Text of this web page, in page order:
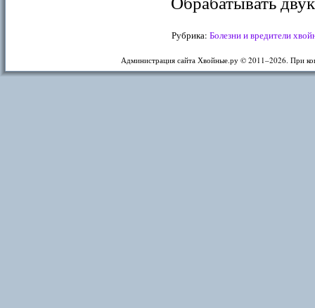
Рубрика: Болезни и вредители
Администрация сайта Хвойные.ру © 2011–2026. При